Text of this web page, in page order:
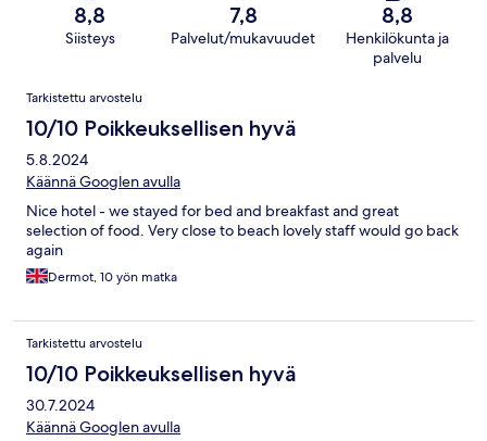
8,8
Siisteys
7,8
Palvelut/mukavuudet
8,8
Henkilökunta ja
palvelu
Arvostelut
Tarkistettu arvostelu
10/10 Poikkeuksellisen hyvä
5.8.2024
Käännä Googlen avulla
Nice hotel - we stayed for bed and breakfast and great
selection of food. Very close to beach lovely staff would go back
again
Dermot, 10 yön matka
Tarkistettu arvostelu
10/10 Poikkeuksellisen hyvä
30.7.2024
Käännä Googlen avulla